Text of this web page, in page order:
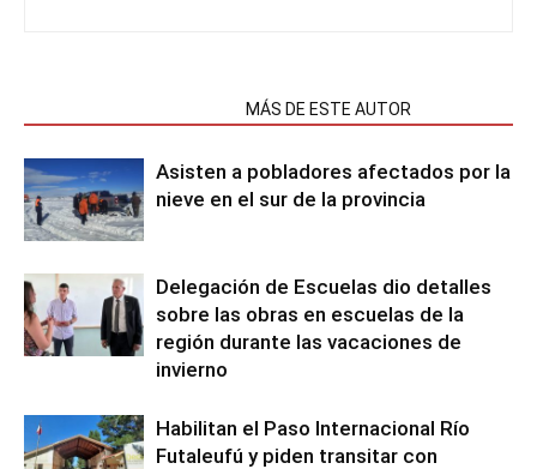
MÁS DE ESTE AUTOR
Asisten a pobladores afectados por la
nieve en el sur de la provincia
Delegación de Escuelas dio detalles
sobre las obras en escuelas de la
región durante las vacaciones de
invierno
Habilitan el Paso Internacional Río
Futaleufú y piden transitar con